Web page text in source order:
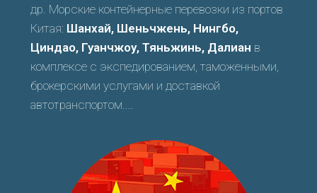
др. Морские контейнерные перевозки из портов
Китая: Шанхай, Шеньчжень, Нингбо,
Циндао, Гуанчжоу, Тяньжинь, Далиан в
комплексе с экспедированием, таможенными,
брокерскими услугами и доставкой
автотранспортом....